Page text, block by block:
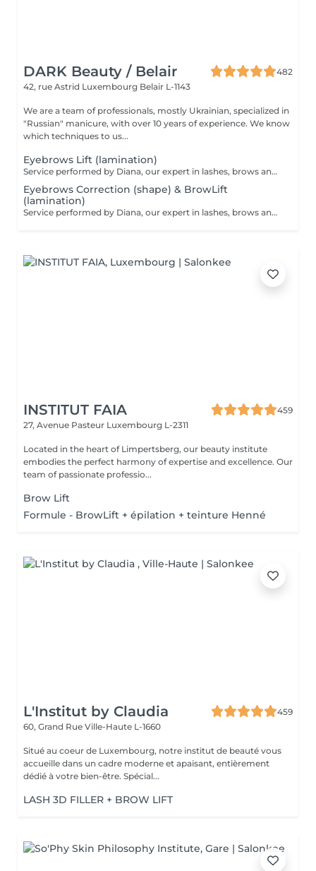
DARK Beauty / Belair
482
42, rue Astrid Luxembourg Belair L-1143
We are a team of professionals, mostly Ukrainian, specialized in
"Russian" manicure, with over 10 years of experience. We know
which techniques to us...
Eyebrows Lift (lamination)
Service performed by Diana, our expert in lashes, brows and hair removal, with over 10 years of experience, ensuring precision and high-quality results.
Eyebrows Correction (shape) & BrowLift
(lamination)
Service performed by Diana, our expert in lashes, brows and hair removal, with over 10 years of experience, ensuring precision and high-quality results.
INSTITUT FAIA
459
27, Avenue Pasteur Luxembourg L-2311
Located in the heart of Limpertsberg, our beauty institute
embodies the perfect harmony of expertise and excellence. Our
team of passionate professio...
Brow Lift
Formule - BrowLift + épilation + teinture Henné
L'Institut by Claudia
459
60, Grand Rue Ville-Haute L-1660
Situé au coeur de Luxembourg, notre institut de beauté vous
accueille dans un cadre moderne et apaisant, entièrement
dédié à votre bien-être. Spécial...
LASH 3D FILLER + BROW LIFT